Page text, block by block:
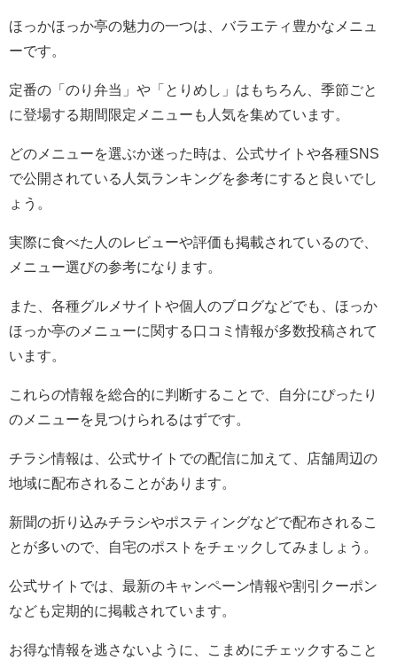
ほっかほっか亭の魅力の一つは、バラエティ豊かなメニュ
ーです。
定番の「のり弁当」や「とりめし」はもちろん、季節ごと
に登場する期間限定メニューも人気を集めています。
どのメニューを選ぶか迷った時は、公式サイトや各種SNS
で公開されている人気ランキングを参考にすると良いでし
ょう。
実際に食べた人のレビューや評価も掲載されているので、
メニュー選びの参考になります。
また、各種グルメサイトや個人のブログなどでも、ほっか
ほっか亭のメニューに関する口コミ情報が多数投稿されて
います。
これらの情報を総合的に判断することで、自分にぴったり
のメニューを見つけられるはずです。
チラシ情報は、公式サイトでの配信に加えて、店舗周辺の
地域に配布されることがあります。
新聞の折り込みチラシやポスティングなどで配布されるこ
とが多いので、自宅のポストをチェックしてみましょう。
公式サイトでは、最新のキャンペーン情報や割引クーポン
なども定期的に掲載されています。
お得な情報を逃さないように、こまめにチェックすること